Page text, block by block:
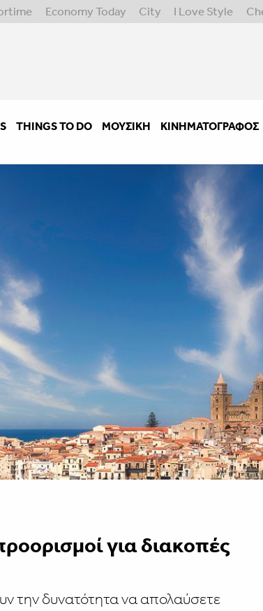
Economy Today City I Love Style
THINGS TO DO ΜΟΥΣΙΚΉ ΚΙΝΗΜΑΤΟΓΡΆΦΟΣ
για διακοπές
την δυνατότητα να απολαύσετε